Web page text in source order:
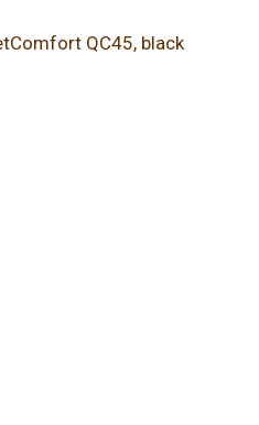
QC45, black